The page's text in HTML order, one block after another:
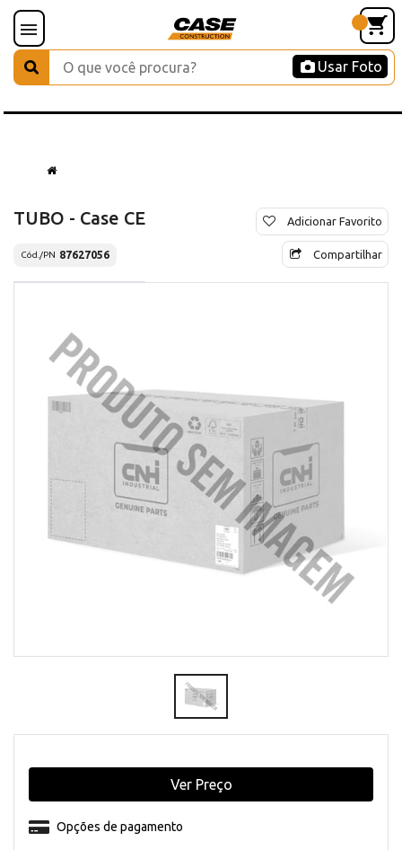
Usar Foto
TUBO - Case CE
Cód./PN 87627056
Adicionar Favorito
Compartilhar
Opções de pagamento
Ver Preço